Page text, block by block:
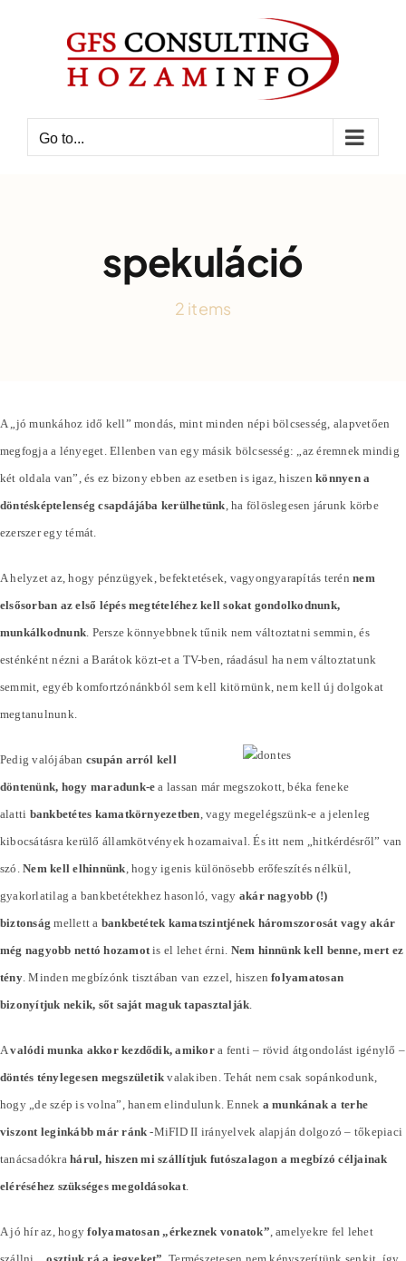
Go to...
spekuláció
2 items
A „jó munkához idő kell” mondás, mint minden népi bölcsesség, alapvetően
megfogja a lényeget. Ellenben van egy másik bölcsesség: „az éremnek mindig
két oldala van”, és ez bizony ebben az esetben is igaz, hiszenkönnyen a
döntésképtelenség csapdájába kerülhetünk , ha fölöslegesen járunk körbe
ezerszer egy témát.
A helyzet az, hogy pénzügyek, befektetések, vagyongyarapítás terénnem
elsősorban az első lépés megtételéhez kell sokat gondolkodnunk,
munkálkodnunk . Persze könnyebbnek tűnik nem változtatni semmin, és
esténként nézni a Barátok közt-et a TV-ben, ráadásul ha nem változtatunk
semmit, egyéb komfortzónánkból sem kell kitörnünk, nem kell új dolgokat
megtanulnunk.
Pedig valójában csupán arról kell
döntenünk, hogy maradunk-e a lassan már megszokott, béka feneke
alatti bankbetétes kamatkörnyezetben , vagy megelégszünk-e a jelenleg
kibocsátásra kerülő államkötvények hozamaival. És itt nem „hitkérdésről” van
szó.Nem kell elhinnünk , hogy igenis különösebb erőfeszítés nélkül,
gyakorlatilag a bankbetétekhez hasonló, vagy akár nagyobb (!)
biztonság mellett a bankbetétek kamatszintjének háromszorosát vagy akár
még nagyobb nettó hozamotis el lehet érni. Nem hinnünk kell benne, mert ez
tény. Minden megbízónk tisztában van ezzel, hiszenfolyamatosan
bizonyítjuk nekik, sőt saját maguk tapasztalják
Avalódi munka akkor kezdődik, amikora fenti – rövid átgondolást igénylő –
döntés ténylegesen megszületik valakiben. Tehát nem csak sopánkodunk,
hogy „de szép is volna”, hanem elindulunk. Ennek a munkának a terhe
viszont leginkább már ránk -MiFID II irányelvek alapján dolgozó – tőkepiaci
tanácsadókrahárul, hiszen mi szállítjuk futószalagon a megbízó céljainak
eléréséhez szükséges megoldásokat.
A jó hír az, hogyfolyamatosan „érkeznek vonatok” , amelyekre fel lehet